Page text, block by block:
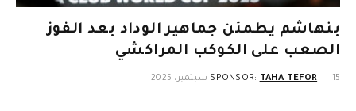
بنهاشم يطمئن جماهير الوداد بعد الفوز
الصعب على الكوكب المراكشي
SPONSOR: TAHA TEFOR 15 سبتمبر، 2025